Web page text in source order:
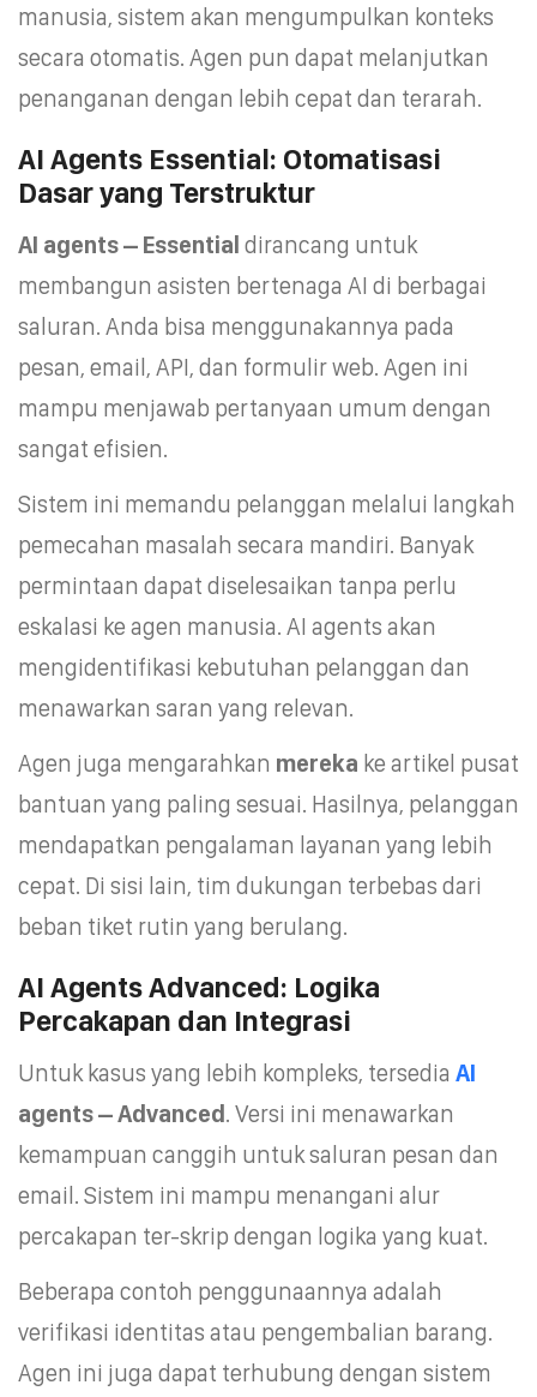
manusia, sistem akan mengumpulkan konteks
secara otomatis. Agen pun dapat melanjutkan
penanganan dengan lebih cepat dan terarah.
AI Agents Essential: Otomatisasi
Dasar yang Terstruktur
AI agents – Essential dirancang untuk
membangun asisten bertenaga AI di berbagai
saluran. Anda bisa menggunakannya pada
pesan, email, API, dan formulir web. Agen ini
mampu menjawab pertanyaan umum dengan
sangat efisien.
Sistem ini memandu pelanggan melalui langkah
pemecahan masalah secara mandiri. Banyak
permintaan dapat diselesaikan tanpa perlu
eskalasi ke agen manusia. AI agents akan
mengidentifikasi kebutuhan pelanggan dan
menawarkan saran yang relevan.
Agen juga mengarahkan mereka ke artikel pusat
bantuan yang paling sesuai. Hasilnya, pelanggan
mendapatkan pengalaman layanan yang lebih
cepat. Di sisi lain, tim dukungan terbebas dari
beban tiket rutin yang berulang.
AI Agents Advanced: Logika
Percakapan dan Integrasi
Untuk kasus yang lebih kompleks, tersedia AI
agents – Advanced. Versi ini menawarkan
kemampuan canggih untuk saluran pesan dan
email. Sistem ini mampu menangani alur
percakapan ter-skrip dengan logika yang kuat.
Beberapa contoh penggunaannya adalah
verifikasi identitas atau pengembalian barang.
Agen ini juga dapat terhubung dengan sistem